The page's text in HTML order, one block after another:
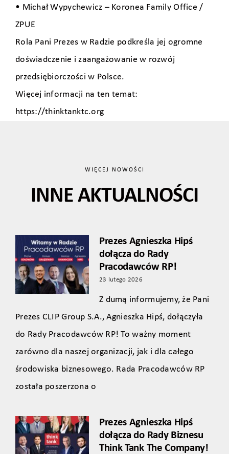
• Michał Wypychewicz – Koronea Family Office /
ZPUE
Rola Pani Prezes w Radzie podkreśla jej ogromne
doświadczenie i zaangażowanie w rozwój
przedsiębiorczości w Polsce.
Więcej informacji na ten temat:
https://thinktanktc.org
WIĘCEJ NOWOŚCI
INNE AKTUALNOŚCI
Prezes Agnieszka Hipś
dołącza do Rady
Pracodawców RP!
23 lutego 2026
Z dumą informujemy, że Pani
Prezes CLIP Group S.A., Agnieszka Hipś, dołączyła
do Rady Pracodawców RP! To ważny moment
zarówno dla naszej organizacji, jak i dla całego
środowiska biznesowego. Rada Pracodawców RP
została poszerzona o
Prezes Agnieszka Hipś
dołącza do Rady Biznesu
Think Tank The Company!